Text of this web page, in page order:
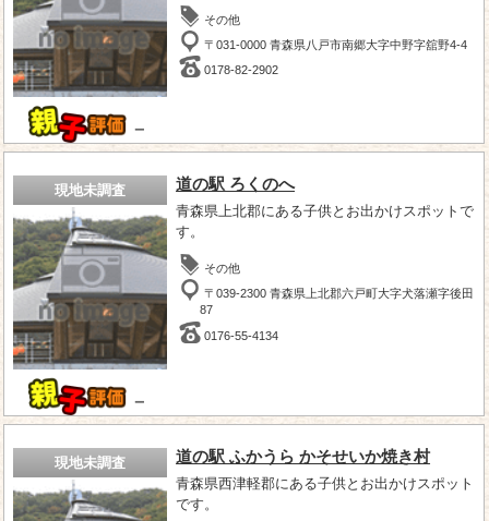
－
その他
〒031-0000 青森県八戸市南郷大字中野字舘野4-4
0178-82-2902
現地未調査
－
道の駅 ろくのへ
青森県上北郡にある子供とお出かけスポットで
す。
その他
〒039-2300 青森県上北郡六戸町大字犬落瀬字後田
87
0176-55-4134
現地未調査 道の駅 ふかうら かそせいか焼き村
青森県西津軽郡にある子供とお出かけスポット
です。